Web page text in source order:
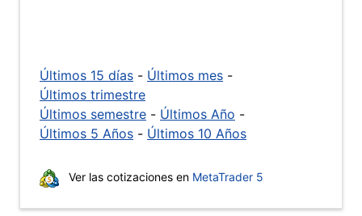
Últimos 15 días - Últimos mes -
Últimos trimestre
Últimos semestre - Últimos Año -
Últimos 5 Años - Últimos 10 Años
Ver las cotizaciones en MetaTrader 5